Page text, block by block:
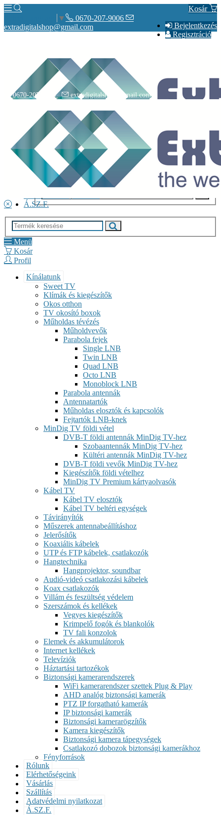
Kosár
Bejelentkezés
Regisztráció
▼
0670-207-9006
extradigitalshop@gmail.com
Rólunk
Elérhetőségeink
Vásárlás
Szállítás
Á.SZ.F.
0670-207-9006 extradigitalshop@gmail.com
Menü
Kosár
Profil
Kínálatunk
Sweet TV
Klímák és kiegészítők
Okos otthon
TV okosító boxok
Műholdas tévézés
Műholdvevők
Parabola fejek
Single LNB
Twin LNB
Quad LNB
Octo LNB
Monoblock LNB
Parabola antennák
Antennatartók
Műholdas elosztók és kapcsolók
Fejtartók LNB-knek
MinDig TV földi vétel
DVB-T földi antennák MinDig TV-hez
Szobaantennák MinDig TV-hez
Kültéri antennák MinDig TV-hez
DVB-T földi vevők MinDig TV-hez
Kiegészítők földi vételhez
MinDig TV Premium kártyaolvasók
Kábel TV
Kábel TV elosztók
Kábel TV beltéri egységek
Távirányítók
Műszerek antennabeállításhoz
Jelerősítők
Koaxiális kábelek
UTP és FTP kábelek, csatlakozók
Hangtechnika
Hangprojektor, soundbar
Audió-videó csatlakozási kábelek
Koax csatlakozók
Villám és feszültség védelem
Szerszámok és kellékek
Vegyes kiegészítők
Krimpelő fogók és blankolók
TV fali konzolok
Elemek és akkumulátorok
Internet kellékek
Televíziók
Háztartási tartozékok
Biztonsági kamerarendszerek
WiFi kamerarendszer szettek Plug & Play
AHD analóg biztonsági kamerák
PTZ IP forgatható kamerák
IP biztonsági kamerák
Biztonsági kamerarögzítők
Kamera kiegészítők
Biztonsági kamera tápegységek
Csatlakozó dobozok biztonsági kamerákhoz
Fényforrások
Rólunk
Elérhetőségeink
Vásárlás
Szállítás
Adatvédelmi nyilatkozat
Á.SZ.F.